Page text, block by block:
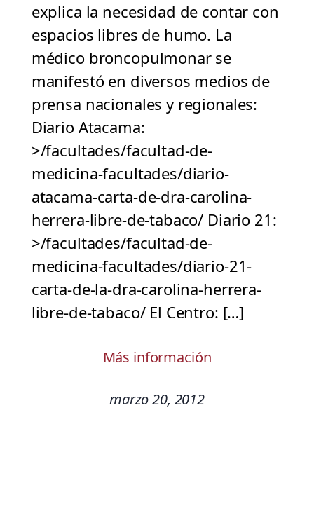
explica la necesidad de contar con
espacios libres de humo. La
médico broncopulmonar se
manifestó en diversos medios de
prensa nacionales y regionales:
Diario Atacama:
>/facultades/facultad-de-
medicina-facultades/diario-
atacama-carta-de-dra-carolina-
herrera-libre-de-tabaco/ Diario 21:
>/facultades/facultad-de-
medicina-facultades/diario-21-
carta-de-la-dra-carolina-herrera-
libre-de-tabaco/ El Centro: […]
Más información
marzo 20, 2012